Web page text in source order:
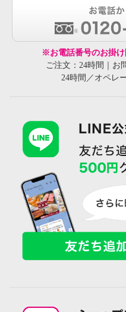
※お電話番号のお掛け
ご注文：24時間｜お
24時間／オペレ